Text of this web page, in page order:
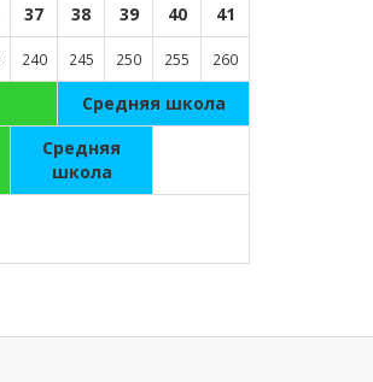
37 38 39 40 41
240 245 250 255 260
Средняя школа
Средняя
школа